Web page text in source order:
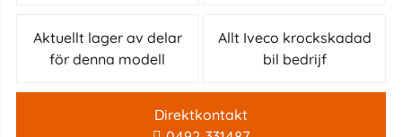
Aktuellt lager av delar
för denna modell
Allt Iveco krockskadad
bil bedrijf
Direktkontakt